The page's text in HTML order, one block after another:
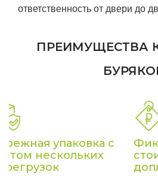
ответственность от двери до
ПРЕИМУЩЕСТВА
упаковка с
нескольких